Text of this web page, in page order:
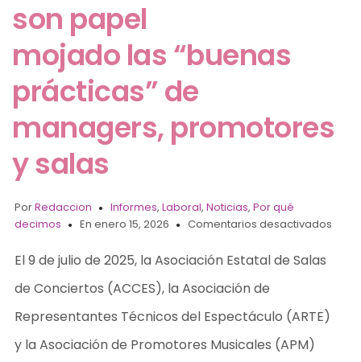
son papel
mojado las “buenas
prácticas” de
managers, promotores
y salas
PorRedaccion Informes,Laboral,Noticias,Por qué
decimos
En enero 15, 2026 Comentarios desactivados
El 9 de julio de 2025, la Asociación Estatal de Salas
de Conciertos (ACCES), la Asociación de
Representantes Técnicos del Espectáculo (ARTE)
y la Asociación de Promotores Musicales (APM)